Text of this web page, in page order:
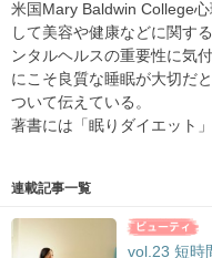
米国Mary Baldwin College
して美容や健康などに関す
ンタルヘルスの重要性に気
にこそ良質な睡眠が大切だ
ついて伝えている。
著書には「眠りダイエット
連載記事一覧
vol.23 短時